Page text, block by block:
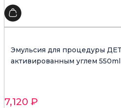
Эмульсия для процедуры
активированным углем 550ml
7,120 ₽